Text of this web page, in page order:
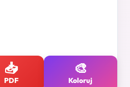
📥
PDF
🎨
Koloruj